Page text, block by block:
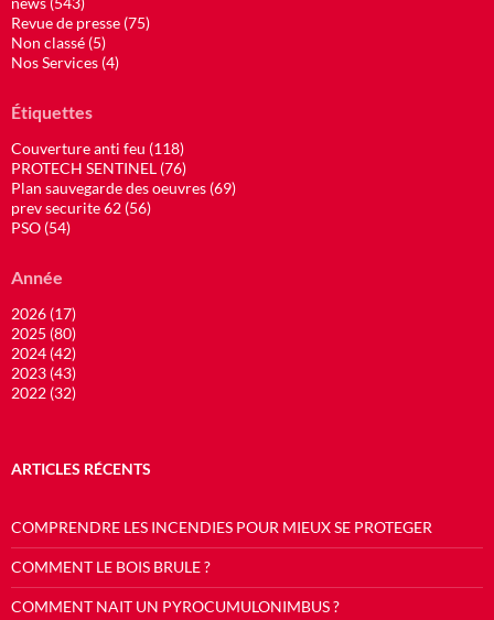
Revue de presse (75)
Non classé (5)
Nos Services (4)
Étiquettes
Couverture anti feu (118)
PROTECH SENTINEL (76)
Plan sauvegarde des oeuvres (69)
prev securite 62 (56)
PSO (54)
Année
2026 (17)
2025 (80)
2024 (42)
2023 (43)
2022 (32)
ARTICLES RÉCENTS
COMPRENDRE LES INCENDIES POUR MIEUX SE PROTEGER
COMMENT LE BOIS BRULE ?
COMMENT NAIT UN PYROCUMULONIMBUS ?